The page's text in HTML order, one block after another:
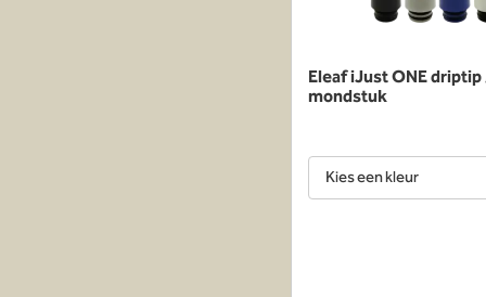
Eleaf iJust ONE
mondstuk
Kies een kleur